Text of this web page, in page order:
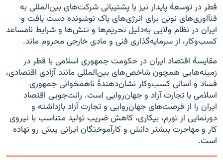
قطر در توسعهٔ پایدار نیز با پشتیبانی شرکت‌های بین‌المللی به
فنآاوری‌های نوین برای انرژی‌های پاک نوشونده دست یافت و
ایران در نظام ولایی به‌دلیل تحریم‌ها و تنش‌ها و شرایط نامساعد
کسب‌وکار، از سرمایه‌گذاری فنی و مادی خارجی محروم ماند.
مقایسهٔ اقتصاد ایران در حکومت جمهوری اسلامی با قطر در
زمینه‌هایی همچون شاخص‌های بین‌المللی مانند آزادی اقتصادی،
فساد و آسانی کسب‌وکار نشان‌دهندهٔ ناهمخوانی جمهوری
اسلامی با تجارت آزاد و جهان‌روایی است. رانت‌جویی اقتصاد
ایران را از فرصت‌های جهان‌روایی و تجارت آزاد بازداشته و
دورنمایی از تورم، بیکاری، کاهش ضریب تولید متناسب با نیروی
کار و مهاجرت بیشتر دانش و کارآموختگان ایرانی پیش رو نهاده
است.